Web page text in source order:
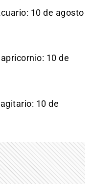
10 de agosto
10 de
10 de